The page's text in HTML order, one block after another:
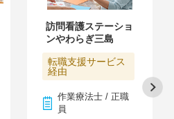
訪問看護ステーショ
ンやわらぎ三島
転職支援サービス
経由
作業療法士 / 正職
員